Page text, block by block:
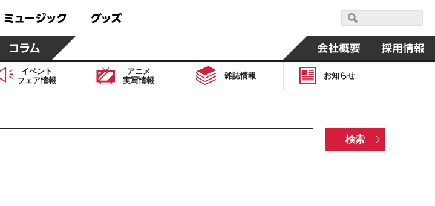
イベント
フェア情報
アニメ
実写情報
雑誌情報 お知らせ